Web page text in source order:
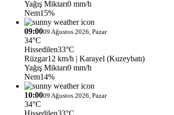
Yağış Miktarı0 mm/h
Nem15%
09:0009 Ağustos 2026, Pazar
34°C
Hissedilen33°C
Rüzgar12 km/h | Karayel (Kuzeybatı)
Yağış Miktarı0 mm/h
Nem14%
10:0009 Ağustos 2026, Pazar
34°C
Hissedilen33°C